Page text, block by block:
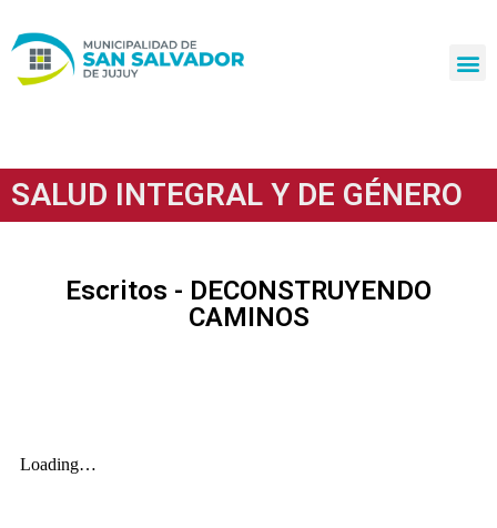
al
SALUD INTEGRAL Y DE GÉNERO
Escritos - DECONSTRUYENDO
CAMINOS